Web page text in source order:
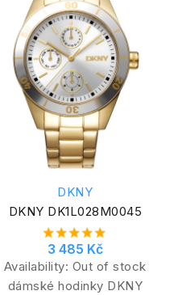
DKNY
DKNY DK1L028M0045
3 485 Kč
Availability: Out of stock
dámské hodinky DKNY